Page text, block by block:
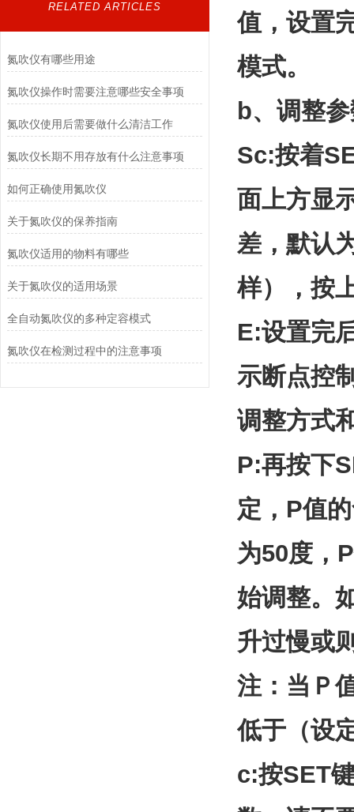
RELATED ARTICLES
氮吹仪有哪些用途
氮吹仪操作时需要注意哪些安全事项
氮吹仪使用后需要做什么清洁工作
氮吹仪长期不用存放有什么注意事项
如何正确使用氮吹仪
关于氮吹仪的保养指南
氮吹仪适用的物料有哪些
关于氮吹仪的适用场景
全自动氮吹仪的多种定容模式
氮吹仪在检测过程中的注意事项
值，设置
模式。
b、调整
Sc:按着
面上方显
差，默认
样），按
E:设置完
示断点控
调整方式
P:再按下
定，P值
为50度，
始调整。
升过慢或
注：当Ｐ
低于（设
c:按SET